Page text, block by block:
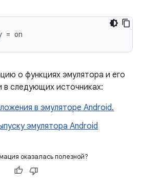
о функциях эмулятора и его
в следующих источниках:
в эмуляторе Android.
эмулятора Android
оказалась полезной?